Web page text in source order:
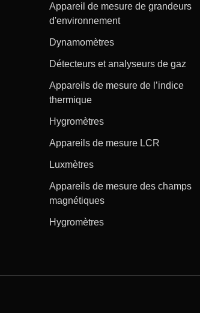
Appareil de mesure de grandeurs
d'environnement
Dynamomètres
Détecteurs et analyseurs de gaz
Appareils de mesure de l’indice
thermique
Hygromètres
Appareils de mesure LCR
Luxmètres
Appareils de mesure des champs
magnétiques
Hygromètres